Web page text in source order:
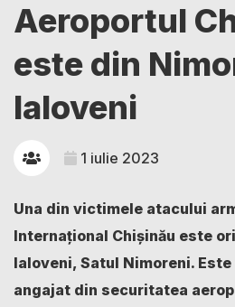
Aeroportul
este din
Ialoveni
1 iulie 2023
Una din victimele atacului
Internațional Chișinău este
Ialoveni, Satul Nimoreni.
angajat din securitatea